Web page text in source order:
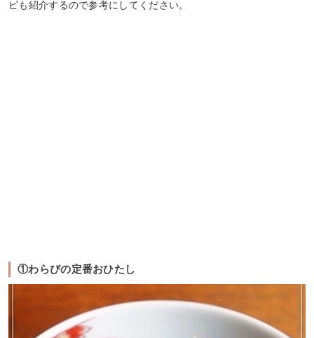
ピも紹介するので参考にしてください。
①わらびの定番おひたし